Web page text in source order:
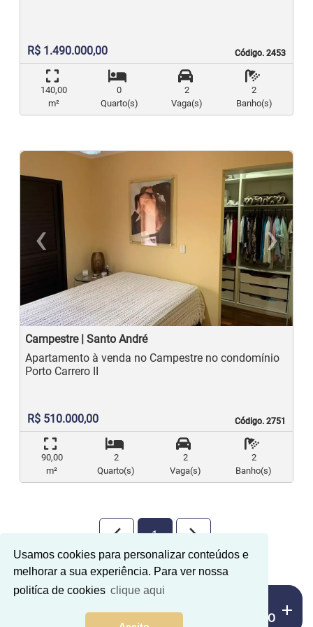
Usamos cookies para personalizar conteúdos e
melhorar a sua experiência. Para ver nossa
politíca de cookies clique aqui
FILTRO add
Código. 2453
Código. 2453
R$ 1.490.000,00
140,00
m²
0
Quarto(s)
2
Vaga(s)
2
Banho(s)
‹
Previous
›
Campestre | Santo André
Código. 2751
Código. 2751
Apartamento à venda no Campestre no condomínio
Porto Carrero II
R$ 510.000,00
90,00
m²
2
Quarto(s)
2
Vaga(s)
2
Banho(s)
arrow_back_ios_new 1 arrow_forward_ios